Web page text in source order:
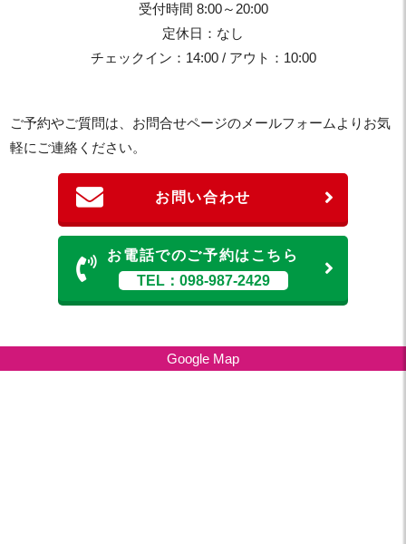
受付時間 8:00～20:00
定休日：なし
チェックイン：14:00 / アウト：10:00
ご予約やご質問は、お問合せページのメールフォームよりお気
軽にご連絡ください。
お問い合わせ
お電話でのご予約はこちら
TEL：098-987-2429
Google Map